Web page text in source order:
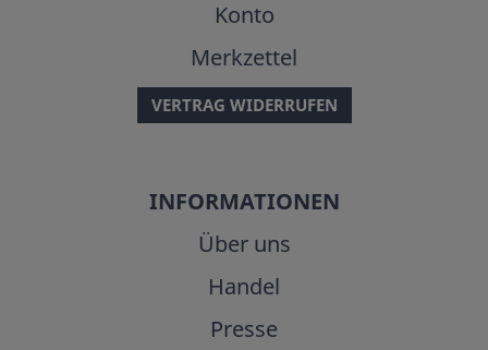
Konto
Merkzettel
VERTRAG WIDERRUFEN
INFORMATIONEN
Über uns
Handel
Presse